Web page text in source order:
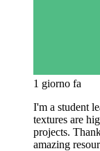
1 giorno fa
I'm a student
textures are
projects.
amazing